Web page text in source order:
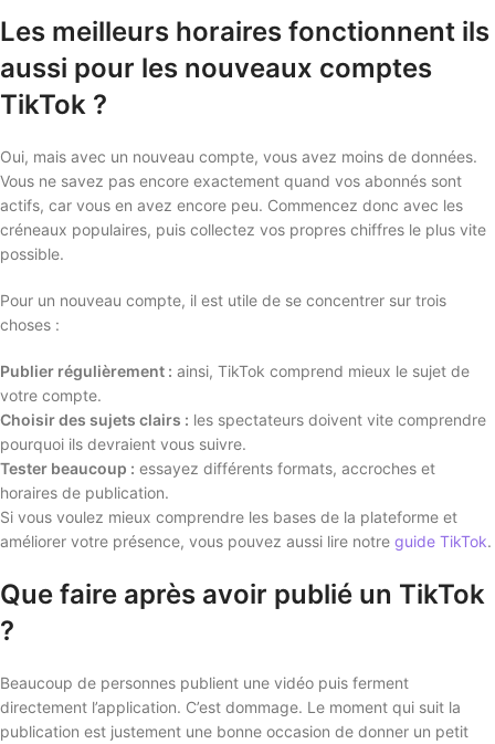
Les meilleurs horaires fonctionnent ils
aussi pour les nouveaux comptes
TikTok ?
Oui, mais avec un nouveau compte, vous avez moins de données.
Vous ne savez pas encore exactement quand vos abonnés sont
actifs, car vous en avez encore peu. Commencez donc avec les
créneaux populaires, puis collectez vos propres chiffres le plus vite
possible.
Pour un nouveau compte, il est utile de se concentrer sur trois
choses :
Publier régulièrement : ainsi, TikTok comprend mieux le sujet de
votre compte.
Choisir des sujets clairs : les spectateurs doivent vite comprendre
pourquoi ils devraient vous suivre.
Tester beaucoup : essayez différents formats, accroches et
horaires de publication.
Si vous voulez mieux comprendre les bases de la plateforme et
améliorer votre présence, vous pouvez aussi lire notre guide TikTok.
Que faire après avoir publié un TikTok
?
Beaucoup de personnes publient une vidéo puis ferment
directement l’application. C’est dommage. Le moment qui suit la
publication est justement une bonne occasion de donner un petit